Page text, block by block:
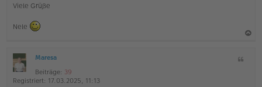
Viele Grüße
Nele
ff
l
Maresa
Beiträge: 39
Registriert: 17.03.2025, 11:13